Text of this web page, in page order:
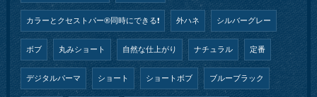
カラーとクセストパー®︎同時にできる❗️ 外ハネ シルバーグレー
ボブ 丸みショート 自然な仕上がり ナチュラル 定番
デジタルパーマ ショート ショートボブ ブルーブラック